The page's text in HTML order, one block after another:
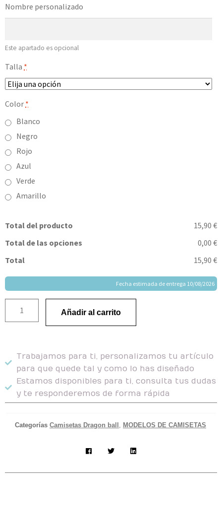
Nombre personalizado
Este apartado es opcional
Talla *
Color *
Blanco
Negro
Rojo
Azul
Verde
Amarillo
Total del producto
15,90 €
Total de las opciones
0,00 €
Total
15,90 €
Fecha estimada de entrega 10/08/2026
Añadir al carrito
Trabajamos para ti, personalizamos tu artículo
para que quede tal y como lo has diseñado
Estamos disponibles para ti, consulta tus dudas
y te responderemos de forma rápida
Categorías Camisetas Dragon ball MODELOS DE CAMISETAS